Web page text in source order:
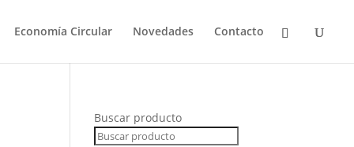
Economía Circular Novedades Contacto
Buscar producto